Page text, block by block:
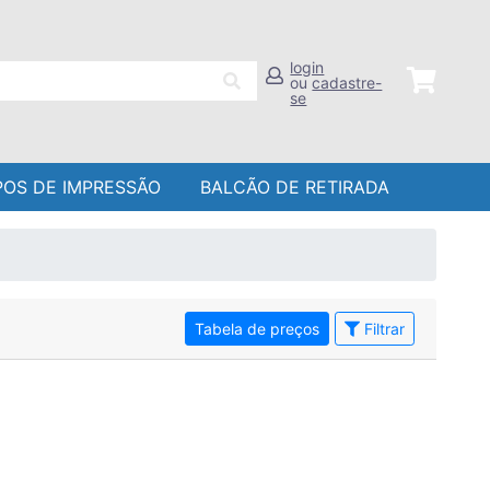
login
oucadastre-
se
DE IMPRESSÃO BALCÃO DE RETIRADA
Tabela de preços Filtrar